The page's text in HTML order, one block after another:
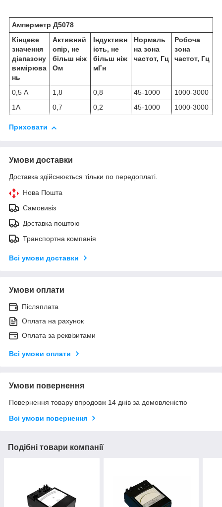
Амперметр Д5078
Кінцеве
значення
діапазону
вимірюва
нь
Активний
опір, не
більш ніж
Ом
Індуктивн
ість, не
більш ніж
мГн
Нормаль
на зона
частот, Гц
Робоча
зона
частот, Гц
0,5 А 1,8 0,8 45-1000
1000-3000
1А
0,7 0,2 45-1000 1000-3000
Приховати
Умови доставки
Доставка здійснюється тільки по передоплаті.
Нова Пошта
Самовивіз
Доставка поштою
Транспортна компанія
Всі умови доставки
Умови оплати
Післяплата
Оплата на рахунок
Оплата за реквізитами
Всі умови оплати
Умови повернення
Повернення товару впродовж 14 днів за домовленістю
Всі умови повернення
Подібні товари компанії